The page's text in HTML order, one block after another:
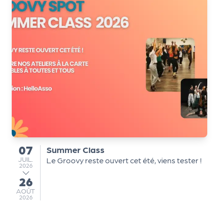
du
07
JUILLET
JUIL.
2026
au
26
AOÛT
AOÛT
2026
Summer Class
Le Groovy reste ouvert cet été, viens tester !
r
P
r
o
p
r
u
n